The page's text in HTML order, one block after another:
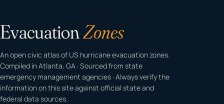
EvacuationZones
An open civic atlas of US hurricane evacuation zones.
Compiled in Atlanta, GA · Sourced from state
emergency management agencies · Always verify the
information on this site against official state and
federal data sources.